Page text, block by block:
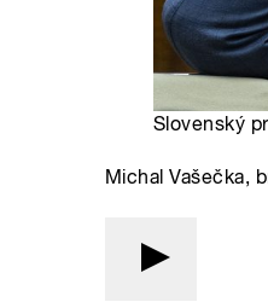
Slovenský
Michal Vašečka,